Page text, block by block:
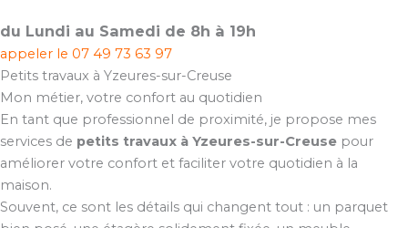
du Lundi au Samedi de 8h à 19h
appeler le 07 49 73 63 97
Petits travaux à Yzeures-sur-Creuse
Mon métier, votre confort au quotidien
En tant que professionnel de proximité, je propose mes
services de petits travaux à Yzeures-sur-Creuse pour
améliorer votre confort et faciliter votre quotidien à la
maison.
Souvent, ce sont les détails qui changent tout : un parquet